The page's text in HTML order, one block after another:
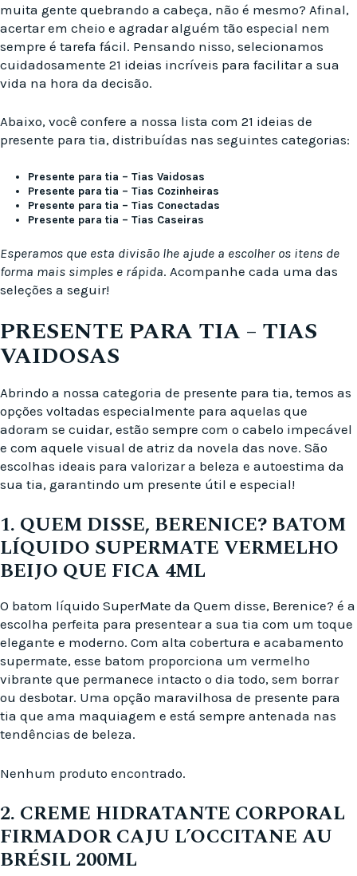
muita gente quebrando a cabeça, não é mesmo? Afinal,
acertar em cheio e agradar alguém tão especial nem
sempre é tarefa fácil. Pensando nisso, selecionamos
cuidadosamente 21 ideias incríveis para facilitar a sua
vida na hora da decisão.
Abaixo, você confere a nossa lista com 21 ideias de
presente para tia, distribuídas nas seguintes categorias:
Presente para tia – Tias Vaidosas
Presente para tia – Tias Cozinheiras
Presente para tia – Tias Conectadas
Presente para tia – Tias Caseiras
Esperamos que esta divisão lhe ajude a escolher os itens de
forma mais simples e rápida. Acompanhe cada uma das
seleções a seguir!
PRESENTE PARA TIA – TIAS
VAIDOSAS
Abrindo a nossa categoria de presente para tia, temos as
opções voltadas especialmente para aquelas que
adoram se cuidar, estão sempre com o cabelo impecável
e com aquele visual de atriz da novela das nove. São
escolhas ideais para valorizar a beleza e autoestima da
sua tia, garantindo um presente útil e especial!
1. QUEM DISSE, BERENICE? BATOM
LÍQUIDO SUPERMATE VERMELHO
BEIJO QUE FICA 4ML
O batom líquido SuperMate da Quem disse, Berenice? é a
escolha perfeita para presentear a sua tia com um toque
elegante e moderno. Com alta cobertura e acabamento
supermate, esse batom proporciona um vermelho
vibrante que permanece intacto o dia todo, sem borrar
ou desbotar. Uma opção maravilhosa de presente para
tia que ama maquiagem e está sempre antenada nas
tendências de beleza.
Nenhum produto encontrado.
2. CREME HIDRATANTE CORPORAL
FIRMADOR CAJU L’OCCITANE AU
BRÉSIL 200ML